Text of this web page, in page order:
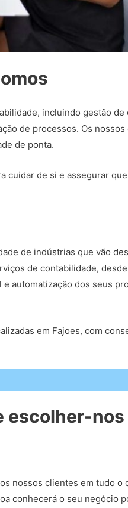
incluindo gestão de
de processos. Os nossos
de ponta.
cuidar de si e assegurar
de indústrias que vão
de contabilidade,
automatização dos seus
em Fajoes, com
escolher-nos
nossos clientes em tudo o
conhecerá o seu negócio